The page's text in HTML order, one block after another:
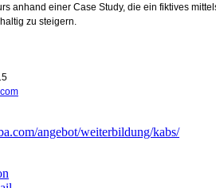
anhand einer Case Study, die ein fiktives
zu steigern.
angebot/weiterbildung/kabs/